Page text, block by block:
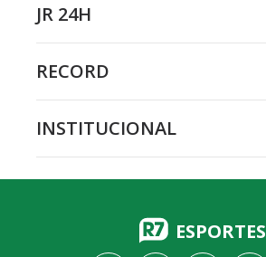
JR 24H
RECORD
INSTITUCIONAL
ESPORTES